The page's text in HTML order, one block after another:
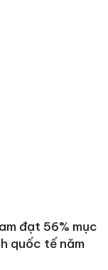
đạt 56% mục
quốc tế năm